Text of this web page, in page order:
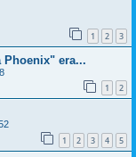
1 2 3
era...
1 2
1 2 3 4 5